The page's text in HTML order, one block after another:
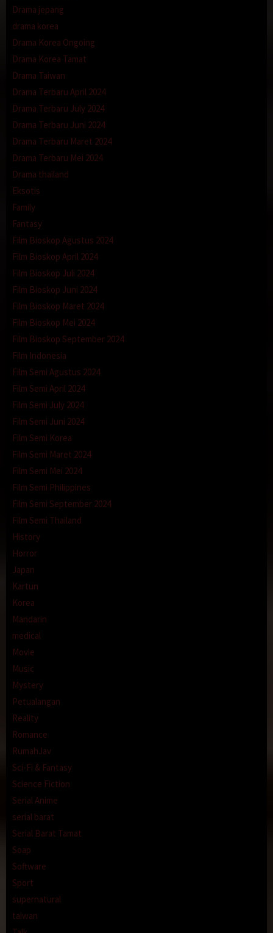
Drama jepang
drama korea
Drama Korea Ongoing
Drama Korea Tamat
Drama Taiwan
Drama Terbaru April 2024
Drama Terbaru July 2024
Drama Terbaru Juni 2024
Drama Terbaru Maret 2024
Drama Terbaru Mei 2024
Drama thailand
Eksotis
Family
Fantasy
Film Bioskop Agustus 2024
Film Bioskop April 2024
Film Bioskop Juli 2024
Film Bioskop Juni 2024
Film Bioskop Maret 2024
Film Bioskop Mei 2024
Film Bioskop September 2024
Film Indonesia
Film Semi Agustus 2024
Film Semi April 2024
Film Semi July 2024
Film Semi Juni 2024
Film Semi Korea
Film Semi Maret 2024
Film Semi Mei 2024
Film Semi Philippines
Film Semi September 2024
Film Semi Thailand
History
Horror
Japan
Kartun
Korea
Mandarin
medical
Movie
Music
Mystery
Petualangan
Reality
Romance
RumahJav
Sci-Fi & Fantasy
Science Fiction
Serial Anime
serial barat
Serial Barat Tamat
Soap
Software
Sport
supernatural
taiwan